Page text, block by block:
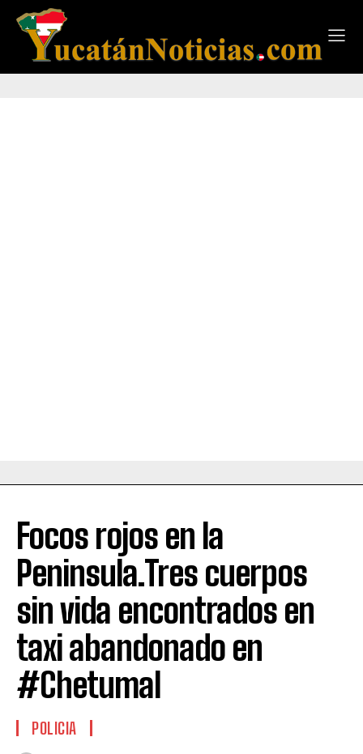
Focos rojos en la
Peninsula.Tres cuerpos
sin vida encontrados en
taxi abandonado en
#Chetumal
POLICIA